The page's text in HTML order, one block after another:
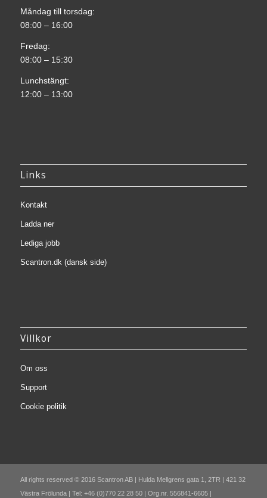
Måndag till torsdag:
08:00 – 16:00
Fredag:
08:00 – 15:30
Lunchstängt:
12:00 – 13:00
Links
Kontakt
Ladda ner
Lediga jobb
Scantron.dk (dansk side)
Villkor
Om oss
Support
Cookie politik
All rights reserved © 2016 Scantron AB | Hulda Mellgrens gata 1, 2TR | 421 32
Västra Frölunda | Tel: +46 (0)770 22 28 50 | Org.nr. 556841-6605 |